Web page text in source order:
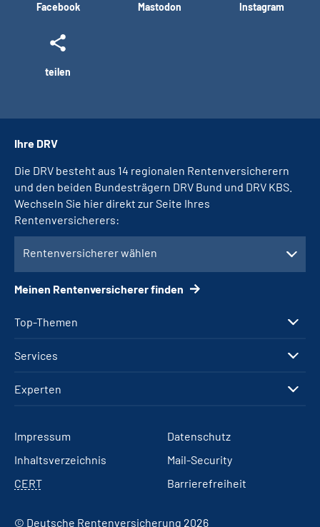
Facebook Mastodon Instagram
teilen
Top-Themen
Services
Experten
Ihre DRV
Die DRV besteht aus 14 regionalen Rentenversicherern
und den beiden Bundesträgern DRV Bund und DRV KBS.
Wechseln Sie hier direkt zur Seite Ihres
Rentenversicherers:
Rentenversicherer wählen
Meinen Rentenversicherer finden
Impressum
Datenschutz
Inhaltsverzeichnis
Mail-Security
CERT
Barrierefreiheit
© Deutsche Rentenversicherung 2026